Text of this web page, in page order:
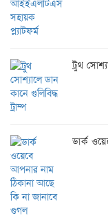
ট্রুথ
ডার্ক